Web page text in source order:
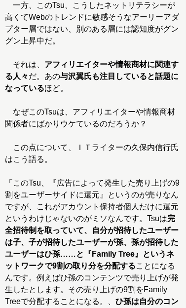
一方、このTsu、こうしたネットリテラシーが
高くてWebのトレンドに敏感そうなアーリーアダ
プター層ではない、別のある層には認知度がグン
グン上昇中だ。
それは、 アフィリエイターや情報商材に関連す
る人々だ。あの与沢翼氏も注目していると話題に
なっているほど。
なぜこのTsuは、アフィリエイターや情報商材
関係者にばかりウケているのだろうか？
この点について、ＩＴライターの久保内信行氏
はこう語る。
「このTsu、『広告によって発生した売り上げの9
割をユーザーサイドに還元』というのが売りなん
ですが、これがアカウント保持者個人だけに還元
というわけじゃないのがミソなんです。Tsuは完
全招待制を取っていて、自分が招待したユーザー
は子、子が招待したユーザーが孫、孫が招待した
ユーザーはひ孫……と『Family Tree』というネ
ットワークで9割の取り分を分配することになる
んです。例えばひ孫のコンテンツで売り上げが発
生したとします。その売り上げの9割をFamily
Treeで分配することになる。、 ひ孫は自分のコン